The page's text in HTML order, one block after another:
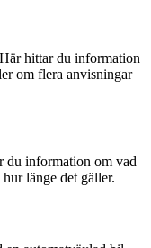
hittar du information
om flera anvisningar
du information om vad
länge det gäller.